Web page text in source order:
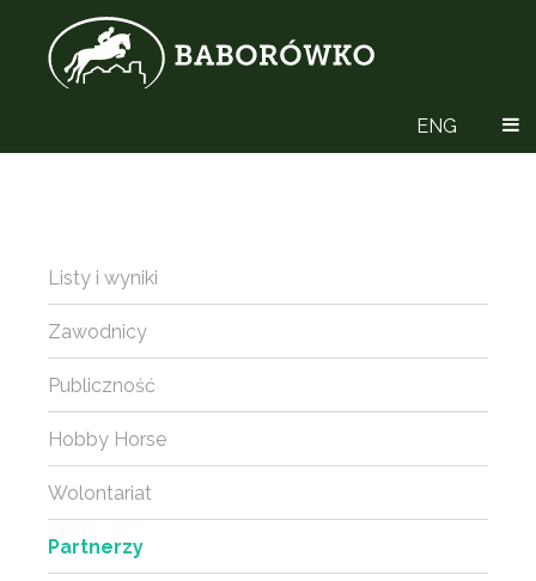
ENG
Listy i wyniki
Zawodnicy
Publiczność
Hobby Horse
Wolontariat
Partnerzy